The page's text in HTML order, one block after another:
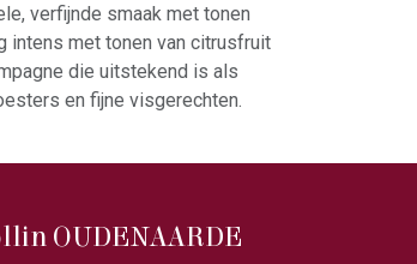
verfijnde smaak met tonen
intens met tonen van citrusfruit
die uitstekend is als
en fijne visgerechten.
OUDENAARDE